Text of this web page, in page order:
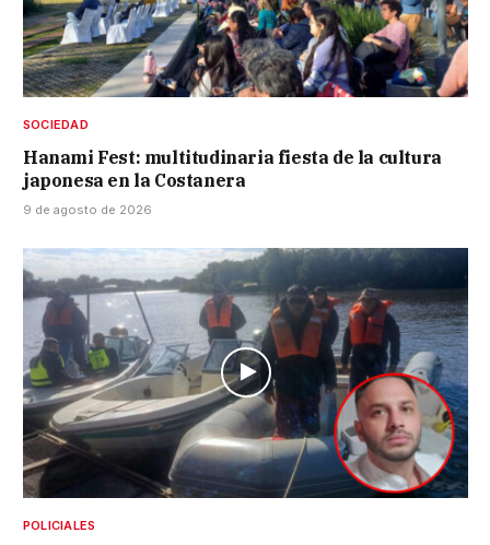
SOCIEDAD
Hanami Fest: multitudinaria fiesta de la cultura
japonesa en la Costanera
9 de agosto de 2026
POLICIALES